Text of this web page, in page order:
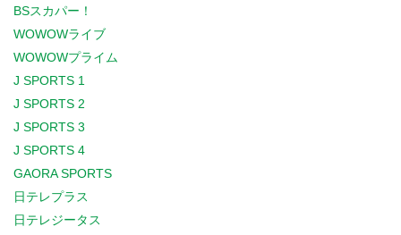
BSスカパー！
WOWOWライブ
WOWOWプライム
J SPORTS 1
J SPORTS 2
J SPORTS 3
J SPORTS 4
GAORA SPORTS
日テレプラス
日テレジータス